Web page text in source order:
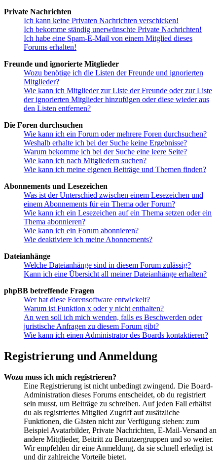
Private Nachrichten
Ich kann keine Privaten Nachrichten verschicken!
Ich bekomme ständig unerwünschte Private Nachrichten!
Ich habe eine Spam-E-Mail von einem Mitglied dieses
Forums erhalten!
Freunde und ignorierte Mitglieder
Wozu benötige ich die Listen der Freunde und ignorierten
Mitglieder?
Wie kann ich Mitglieder zur Liste der Freunde oder zur Liste
der ignorierten Mitglieder hinzufügen oder diese wieder aus
den Listen entfernen?
Die Foren durchsuchen
Wie kann ich ein Forum oder mehrere Foren durchsuchen?
Weshalb erhalte ich bei der Suche keine Ergebnisse?
Warum bekomme ich bei der Suche eine leere Seite?
Wie kann ich nach Mitgliedern suchen?
Wie kann ich meine eigenen Beiträge und Themen finden?
Abonnements und Lesezeichen
Was ist der Unterschied zwischen einem Lesezeichen und
einem Abonnements für ein Thema oder Forum?
Wie kann ich ein Lesezeichen auf ein Thema setzen oder ein
Thema abonnieren?
Wie kann ich ein Forum abonnieren?
Wie deaktiviere ich meine Abonnements?
Dateianhänge
Welche Dateianhänge sind in diesem Forum zulässig?
Kann ich eine Übersicht all meiner Dateianhänge erhalten?
phpBB betreffende Fragen
Wer hat diese Forensoftware entwickelt?
Warum ist Funktion x oder y nicht enthalten?
An wen soll ich mich wenden, falls es Beschwerden oder
juristische Anfragen zu diesem Forum gibt?
Wie kann ich einen Administrator des Boards kontaktieren?
Registrierung und Anmeldung
Wozu muss ich mich registrieren?
Eine Registrierung ist nicht unbedingt zwingend. Die Board-
Administration dieses Forums entscheidet, ob du registriert
sein musst, um Beiträge zu schreiben. Auf jeden Fall erhältst
du als registriertes Mitglied Zugriff auf zusätzliche
Funktionen, die Gästen nicht zur Verfügung stehen: zum
Beispiel Avatarbilder, Private Nachrichten, E-Mail-Versand an
andere Mitglieder, Beitritt zu Benutzergruppen und so weiter.
Wir empfehlen dir eine Anmeldung, da sie schnell erledigt ist
und dir zahlreiche Vorteile bietet.